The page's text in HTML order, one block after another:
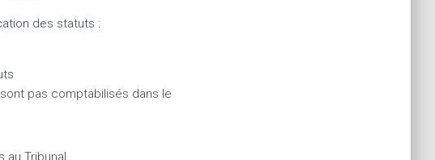
des statuts :
pas comptabilisés dans le
Tribunal.